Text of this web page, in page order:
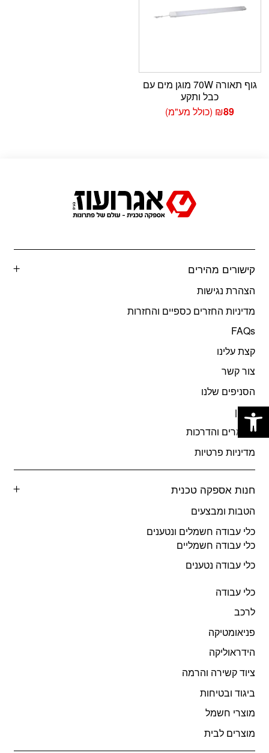
גוף תאורה 70W מוגן מים עם
כבל ותקע
₪89 (כולל מע"מ)
קישורים מהירים
הצהרת נגישות
מדיניות החזרים כספיים והחזרות
FAQs
קצת עלינו
צור קשר
הסניפים שלנו
תקנון
מאמרים והדרכות
מדיניות פרטיות
חנות אספקה טכנית
הטבות ומבצעים
כלי עבודה חשמלים ונטענים
כלי עבודה חשמליים
כלי עבודה נטענים
כלי עבודה
לרכב
פניאומטיקה
הידראוליקה
ציוד קשירה והרמה
ביגוד ובטיחות
מוצרי חשמל
מוצרים לבית
פתח סרגל נגישות